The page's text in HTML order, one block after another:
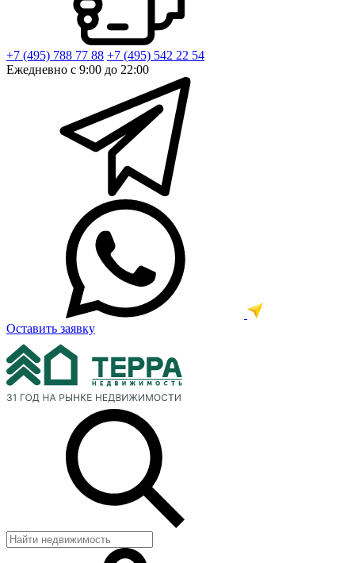
+7 (495) 788 77 88 +7 (495) 542 22 54
Ежедневно с 9:00 до 22:00
Оставить заявку